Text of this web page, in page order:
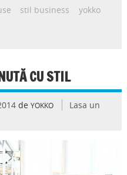
stil business
yokko
CU STIL
de YOKKO
Lasa un